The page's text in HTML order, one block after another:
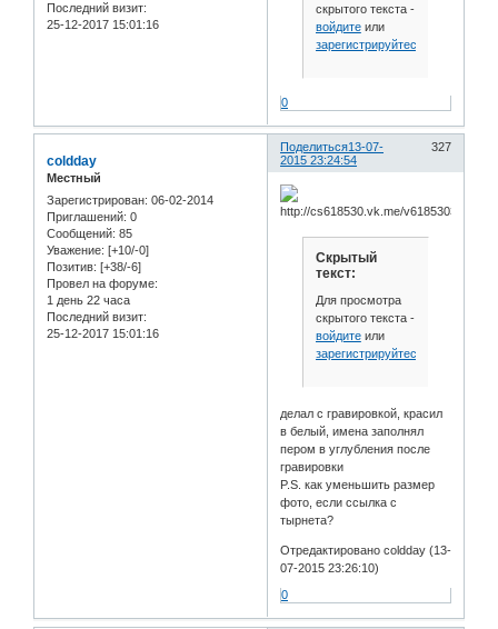
Последний визит:
25-12-2017 15:01:16
скрытого текста -
войдитеили
зарегистрируйтесь
0
Поделиться 327
13-07-
2015 23:24:54
coldday
Местный
Зарегистрирован: 06-02-2014
Приглашений: 0
Сообщений: 85
Уважение: [+10/-0]
Позитив: [+38/-6]
Провел на форуме:
1 день 22 часа
Последний визит:
25-12-2017 15:01:16
Скрытый
текст:
Для просмотра
скрытого текста -
войдитеили
зарегистрируйтесь
делал с гравировкой, красил
в белый, имена заполнял
пером в углубления после
гравировки
P.S. как уменьшить размер
фото, если ссылка с
тырнета?
Отредактировано coldday (13-
07-2015 23:26:10)
0